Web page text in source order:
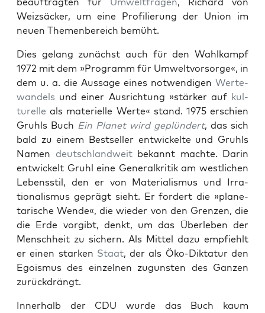
Weizsäck­er, um eine Pro­fil­ierung der Union im
neuen The­men­bere­ich bemüht.
Dies gelang zunächst auch für den Wahlkampf
1972 mit dem »Pro­gramm für Umweltvor­sorge«, in
dem u. a. die Aus­sage eines notwendi­gen Werte­
wan­dels und ein­er Aus­rich­tung »stärk­er auf kul­
turelle als materielle Werte« stand. 1975 erschien
Gruhls Buch Ein Plan­et wird geplün­dert, das sich
bald zu einem Best­seller entwick­elte und Gruhls
Namen deutsch­landweitbekan­nt machte. Darin
entwick­elt Gruhl eine Gen­er­alkri­tik am west­lichen
Lebensstil, den er von Mate­ri­al­is­mus und Irra­
tional­is­mus geprägt sieht. Er fordert die »plan­e­
tarische Wende«, die wieder von den Gren­zen, die
die Erde vorgibt, denkt, um das Über­leben der
Men­schheit zu sich­ern. Als Mit­tel dazu emp­fiehlt
er einen starken Staat, der als Öko-Dik­tatur den
Ego­is­mus des einzel­nen zugun­sten des Ganzen
zurück­drängt.
Inner­halb der CDU wurde das Buch kaum